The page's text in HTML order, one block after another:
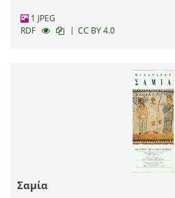
1 JPEG
RDF
| CC BY 4.0
Σαμία